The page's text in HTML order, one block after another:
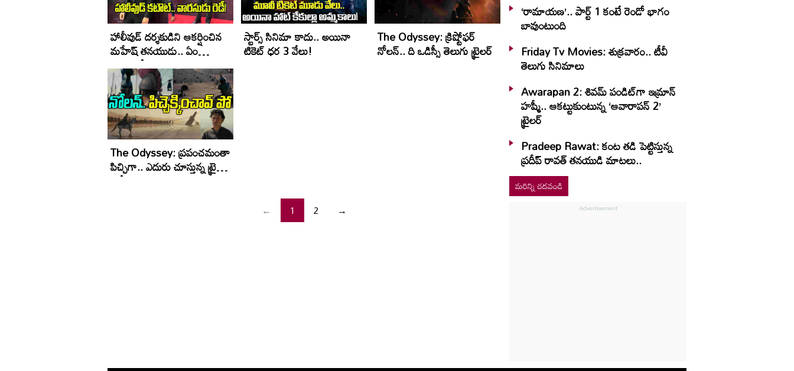
హాలీవుడ్ దర్శకుడిని ఆకర్షించిన
మహేష్ తనయుడు.. ఏం
జరుగుతోంది
స్టార్స్ సినిమా కాదు.. అయినా
టికెట్ ధర 3 వేలు!
The Odyssey: క్రిష్టోఫ‌ర్
నోలన్.. ది ఒడిస్సీ తెలుగు ట్రైల‌ర్‌
The Odyssey: ప్ర‌పంచ‌మంతా
పిచ్చిగా.. ఎదురు చూస్తున్న ట్రైల‌ర్
వ‌చ్చేసింది.
← 1 2 →
‘రామాయణ’.. పార్ట్‌ 1 కంటే రెండో భాగం
బావుంటుంది
Friday Tv Movies: శుక్ర‌వారం.. టీవీ
తెలుగు సినిమాలు
Awarapan 2: శివమ్ పండిట్‌గా ఇమ్రాన్
హష్మీ.. ఆకట్టుకుంటున్న ‘ఆవారాపన్ 2’
ట్రైలర్
Pradeep Rawat: కంట తడి పెట్టిస్తున్న
ప్రదీప్ రావత్ తనయుడి మాటలు..
మరిన్ని చదవండి